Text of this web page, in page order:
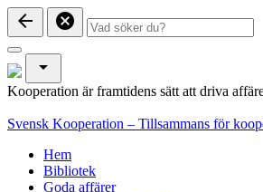
arrow_back cancel
arrow_drop_down
Kooperation är framtidens sätt att driva
Svensk Kooperation – Tillsammans för
Hem
Bibliotek
Goda affärer